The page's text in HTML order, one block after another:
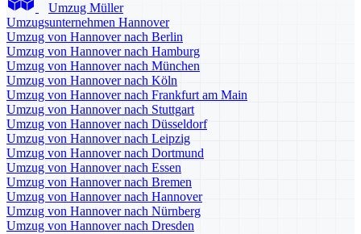
Umzug Müller
Umzugsunternehmen Hannover
Umzug von Hannover nach Berlin
Umzug von Hannover nach Hamburg
Umzug von Hannover nach München
Umzug von Hannover nach Köln
Umzug von Hannover nach Frankfurt am Main
Umzug von Hannover nach Stuttgart
Umzug von Hannover nach Düsseldorf
Umzug von Hannover nach Leipzig
Umzug von Hannover nach Dortmund
Umzug von Hannover nach Essen
Umzug von Hannover nach Bremen
Umzug von Hannover nach Hannover
Umzug von Hannover nach Nürnberg
Umzug von Hannover nach Dresden